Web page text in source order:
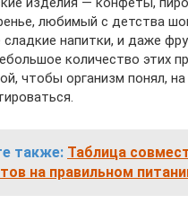
любимый с детства
сладкие напитки, и даже
количество этих
чтобы организм понял,
также: Таблица
на правильном